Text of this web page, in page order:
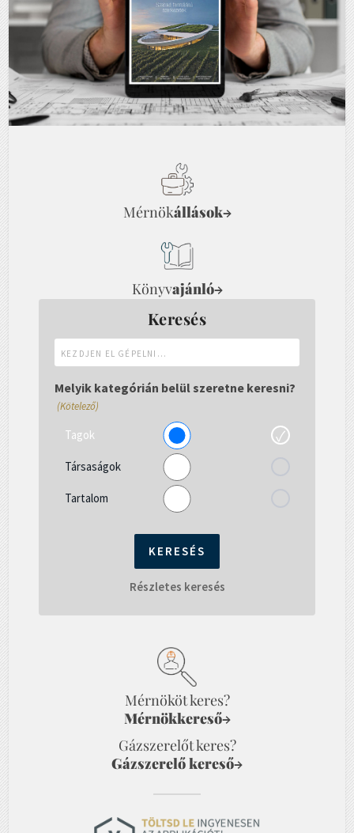
Mérnökállások→
Könyvajánló→
Keresés
el
gépelni...
Melyik kategórián belül szeretne keresni?
(Kötelező)
Tagok
Társaságok
Tartalom
Részletes keresés
Mérnököt keres?
Mérnökkereső→
Gázszerelőt keres?
Gázszerelő kereső→